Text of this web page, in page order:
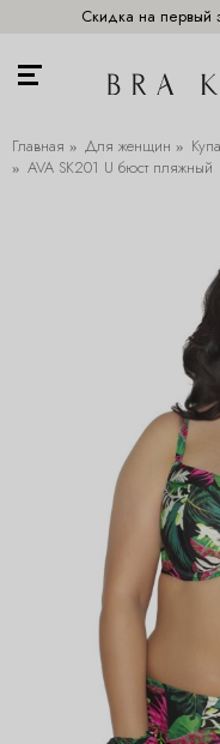
Скидка на первый
Главная Для женщин
AVA SK201 U бюст пляжный